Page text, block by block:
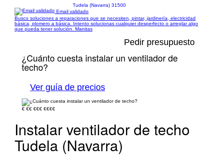
Tudela (Navarra) 31500
Email validado
Busco soluciones a reparaciones que se necesiten, pintar, jardinería, electricidad
básica, plomero a básica. Intento solucionas cualquier desperfecto o arreglar algo
que pueda tener solución. Manitas
Pedir presupuesto
¿Cuánto cuesta instalar un ventilador de
techo?
Ver guía de precios
€ €€ €€€ €€€€
Instalar ventilador de techo
Tudela (Navarra)